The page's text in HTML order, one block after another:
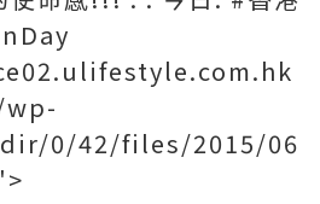
0/42/files/2015/06